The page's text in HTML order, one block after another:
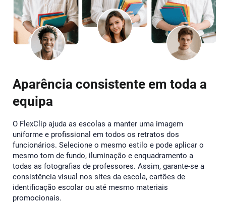
Aparência consistente em toda a
equipa
O FlexClip ajuda as escolas a manter uma imagem
uniforme e profissional em todos os retratos dos
funcionários. Selecione o mesmo estilo e pode aplicar o
mesmo tom de fundo, iluminação e enquadramento a
todas as fotografias de professores. Assim, garante-se a
consistência visual nos sites da escola, cartões de
identificação escolar ou até mesmo materiais
promocionais.